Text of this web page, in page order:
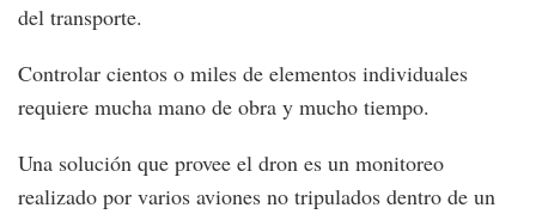
del transporte.
Controlar cientos o miles de elementos individuales
requiere mucha mano de obra y mucho tiempo.
Una solución que provee el dron es un monitoreo
realizado por varios aviones no tripulados dentro de un